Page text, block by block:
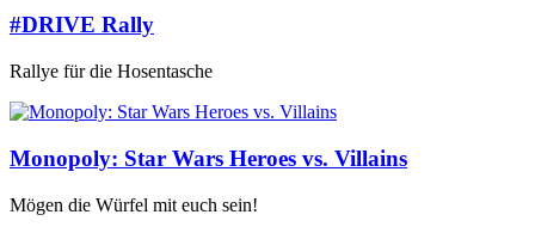
#DRIVE Rally
Rallye für die Hosentasche
Monopoly: Star Wars Heroes vs. Villains
Mögen die Würfel mit euch sein!